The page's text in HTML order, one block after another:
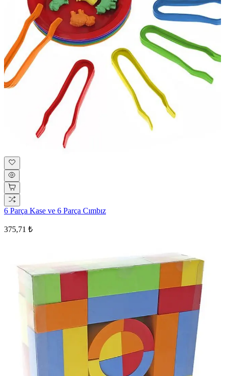
6 Parça Kase ve 6 Parça Cımbız
375,71 ₺